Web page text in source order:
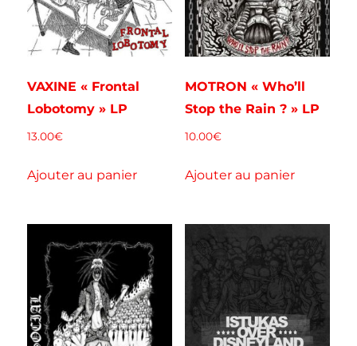
VAXINE « Frontal
Lobotomy » LP
13.00€
Ajouter au panier
MOTRON « Who’ll
Stop the Rain ? » LP
10.00€
Ajouter au panier